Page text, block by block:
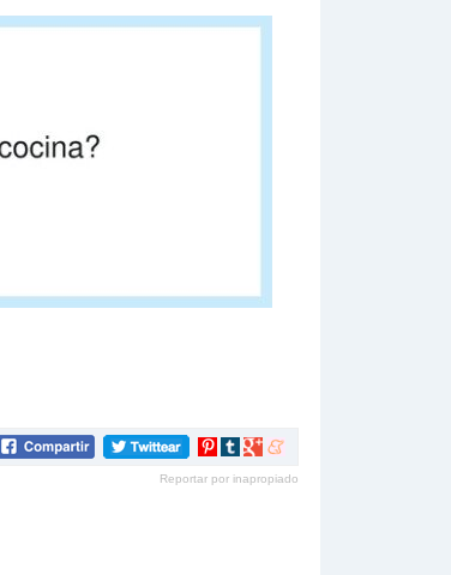
Compartir
Pinterest
Compartir
tumblr
Compartir
Google+
Compartir
meneame
Reportar por inapropiado